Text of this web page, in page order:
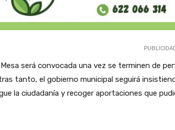
será convocada una vez se terminen de
tanto, el gobierno municipal seguirá
la ciudadanía y recoger aportaciones que